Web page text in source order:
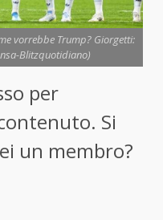
vorrebbe Trump? Giorgetti:
Blitzquotidiano)
per
Si
un membro?